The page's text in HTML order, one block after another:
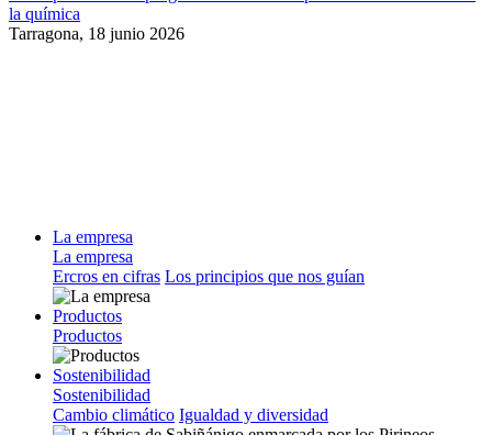
la química
Tarragona, 18 junio 2026
La empresa
La empresa
Ercros en cifras Los principios que nos guían
Productos
Productos
Sostenibilidad
Sostenibilidad
Cambio climático Igualdad y diversidad